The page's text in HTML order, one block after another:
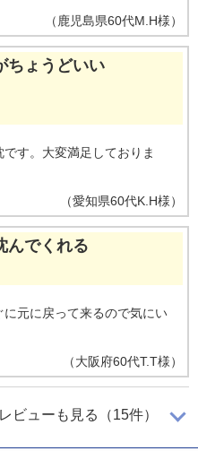
（ 鹿児島県60代M.H様）
ちょうどいい
す。大変満足しておりま
（愛知県60代K.H様）
んでくれる
元に戻って来るので気にい
（大阪府60代T.T様）
ビューも見る（15件）